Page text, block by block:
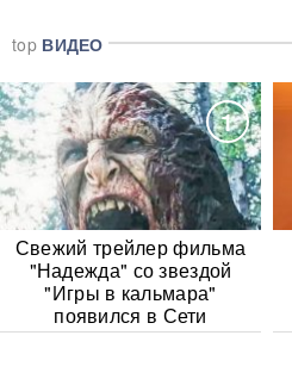
top ВИДЕО
1
Свежий трейлер фильма
"Надежда" со звездой
"Игры в кальмара"
появился в Сети